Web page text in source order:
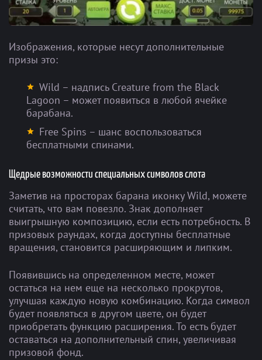
Изображения, которые несут дополнительные
призы это:
Wild – надпись Creature from the Black
Lagoon – может появиться в любой ячейке
барабана.
Free Spins – шанс воспользоваться
бесплатными спинами.
Щедрые возможности специальных символов слота
Заметив на просторах барана иконку Wild, можете
считать, что вам повезло. Знак дополняет
выигрышную композицию, если есть потребность. В
призовых раундах, когда доступны бесплатные
вращения, становится расширяющим и липким.
Появившись на определенном месте, может
остаться на нем еще на несколько прокрутов,
улучшая каждую новую комбинацию. Когда символ
будет появляться в другом цвете, он будет
приобретать функцию расширения. То есть будет
оставаться на дополнительный спин, увеличивая
призовой фонд.